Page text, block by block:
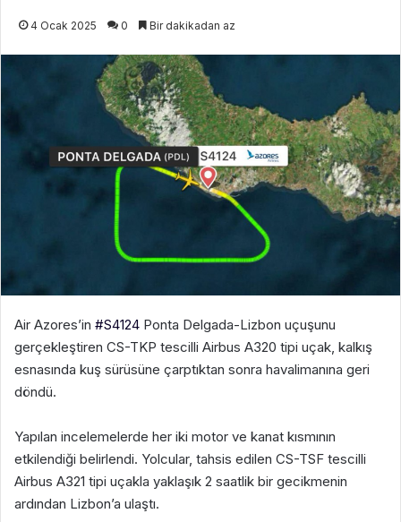
4 Ocak 2025 0 Bir dakikadan az
Air Azores’in #S4124 Ponta Delgada-Lizbon uçuşunu
gerçekleştiren CS-TKP tescilli Airbus A320 tipi uçak, kalkış
esnasında kuş sürüsüne çarptıktan sonra havalimanına geri
döndü.
Yapılan incelemelerde her iki motor ve kanat kısmının
etkilendiği belirlendi. Yolcular, tahsis edilen CS-TSF tescilli
Airbus A321 tipi uçakla yaklaşık 2 saatlik bir gecikmenin
ardından Lizbon’a ulaştı.